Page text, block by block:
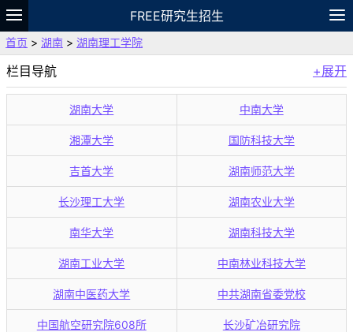
FREE研究生招生
题库
故事 专题
VIP
首页 > 湖南 > 湖南理工学院
栏目导航 +展开
湖南大学 中南大学
湘潭大学 国防科技大学
吉首大学 湖南师范大学
长沙理工大学 湖南农业大学
南华大学 湖南科技大学
湖南工业大学 中南林业科技大学
湖南中医药大学 中共湖南省委党校
中国航空研究院608所 长沙矿冶研究院